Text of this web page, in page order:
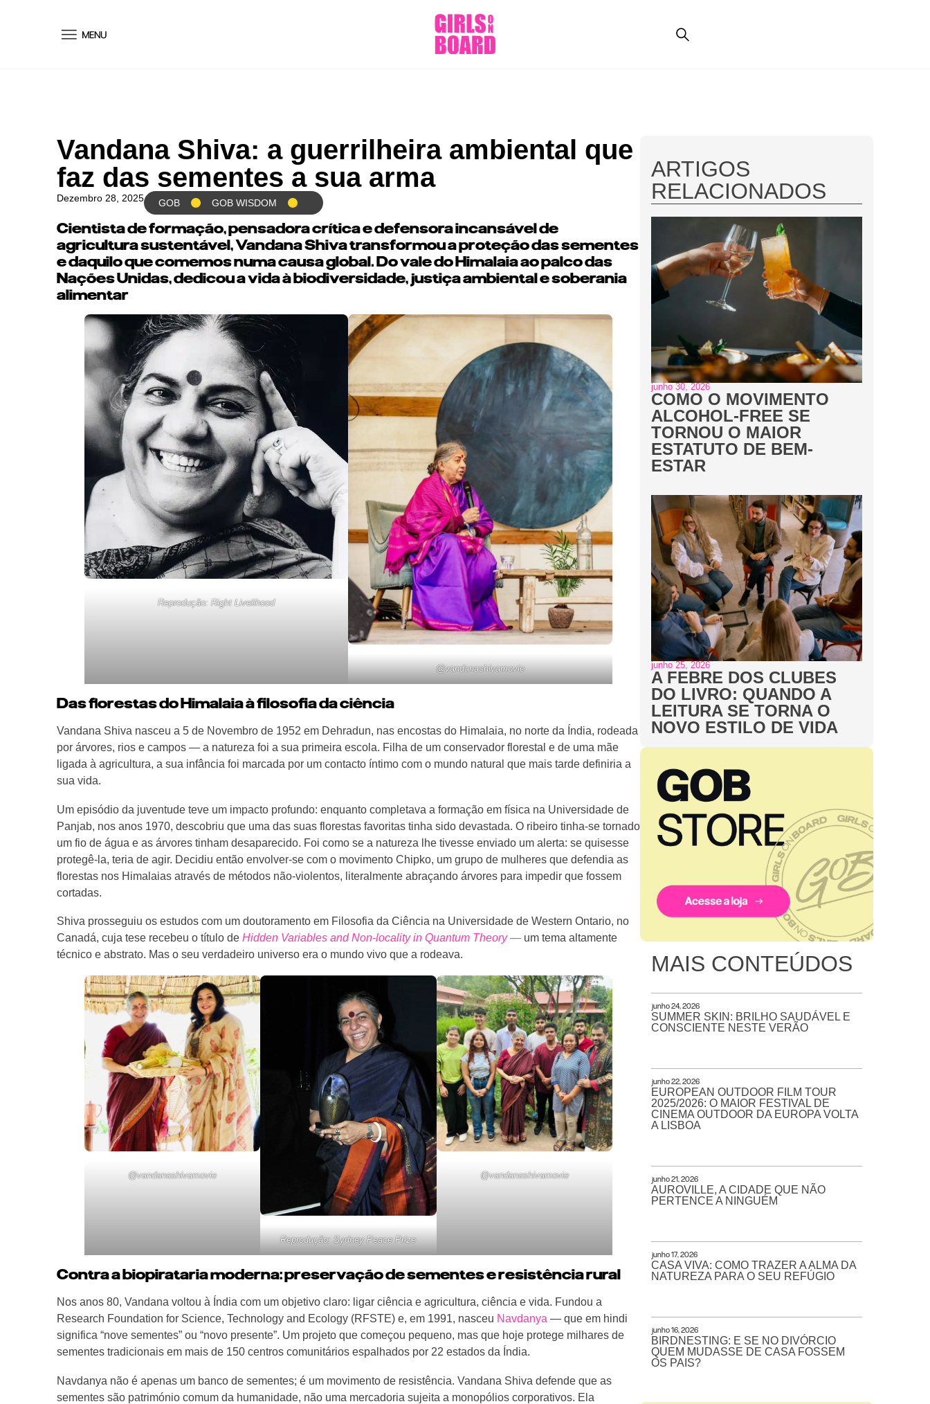
Vandana Shiva: a guerrilheira ambiental que
faz das sementes a sua arma
Dezembro 28, 2025 GOB GOB WISDOM
Cientista de formação, pensadora crítica e defensora incansável de
agricultura sustentável, Vandana Shiva transformou a proteção das sementes
e daquilo que comemos numa causa global. Do vale do Himalaia ao palco das
Nações Unidas, dedicou a vida à biodiversidade, justiça ambiental e soberania
alimentar
Reprodução: Right Livelihood
@vandanashivamovie
Das florestas do Himalaia à filosofia da ciência
Vandana Shiva nasceu a 5 de Novembro de 1952 em Dehradun, nas encostas do Himalaia, no norte da Índia, rodeada
por árvores, rios e campos — a natureza foi a sua primeira escola. Filha de um conservador florestal e de uma mãe
ligada à agricultura, a sua infância foi marcada por um contacto íntimo com o mundo natural que mais tarde definiria a
sua vida.
Um episódio da juventude teve um impacto profundo: enquanto completava a formação em física na Universidade de
Panjab, nos anos 1970, descobriu que uma das suas florestas favoritas tinha sido devastada. O ribeiro tinha-se tornado
um fio de água e as árvores tinham desaparecido. Foi como se a natureza lhe tivesse enviado um alerta: se quisesse
protegê-la, teria de agir. Decidiu então envolver-se com o movimento Chipko, um grupo de mulheres que defendia as
florestas nos Himalaias através de métodos não‑violentos, literalmente abraçando árvores para impedir que fossem
cortadas.
Shiva prosseguiu os estudos com um doutoramento em Filosofia da Ciência na Universidade de Western Ontario, no
Canadá, cuja tese recebeu o título de Hidden Variables and Non‑locality in Quantum Theory — um tema altamente
técnico e abstrato. Mas o seu verdadeiro universo era o mundo vivo que a rodeava.
@vandanashivamovie
Reprodução: Sydney Peace Prize
@vandanashivamovie
Contra a biopirataria moderna: preservação de sementes e resistência rural
Nos anos 80, Vandana voltou à Índia com um objetivo claro: ligar ciência e agricultura, ciência e vida. Fundou a
Research Foundation for Science, Technology and Ecology (RFSTE) e, em 1991, nasceu Navdanya — que em hindi
significa “nove sementes” ou “novo presente”. Um projeto que começou pequeno, mas que hoje protege milhares de
sementes tradicionais em mais de 150 centros comunitários espalhados por 22 estados da Índia.
Navdanya não é apenas um banco de sementes; é um movimento de resistência. Vandana Shiva defende que as
sementes são património comum da humanidade, não uma mercadoria sujeita a monopólios corporativos. Ela
ARTIGOS
RELACIONADOS
junho 30, 2026
COMO O MOVIMENTO
ALCOHOL-FREE SE
TORNOU O MAIOR
ESTATUTO DE BEM-
ESTAR
junho 25, 2026
A FEBRE DOS CLUBES
DO LIVRO: QUANDO A
LEITURA SE TORNA O
NOVO ESTILO DE VIDA
MAIS CONTEÚDOS
junho 24, 2026
SUMMER SKIN: BRILHO SAUDÁVEL E
CONSCIENTE NESTE VERÃO
junho 22, 2026
EUROPEAN OUTDOOR FILM TOUR
2025/2026: O MAIOR FESTIVAL DE
CINEMA OUTDOOR DA EUROPA VOLTA
A LISBOA
junho 21, 2026
AUROVILLE, A CIDADE QUE NÃO
PERTENCE A NINGUÉM
junho 17, 2026
CASA VIVA: COMO TRAZER A ALMA DA
NATUREZA PARA O SEU REFÚGIO
junho 16, 2026
BIRDNESTING: E SE NO DIVÓRCIO
QUEM MUDASSE DE CASA FOSSEM
OS PAIS?